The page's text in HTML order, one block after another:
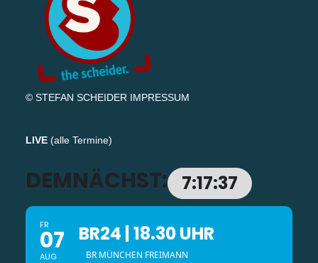
© STEFAN SCHEIDER IMPRESSUM
LIVE (alle Termine)
DEMNÄCHST: 7:17:37
FR
07
AUG
BR24 | 18.30 UHR
BR MÜNCHEN FREIMANN